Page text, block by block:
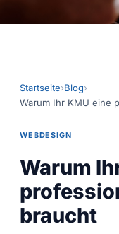
Startseite Blog
Warum Ihr KMU eine
WEBDESIGN
Warum
braucht